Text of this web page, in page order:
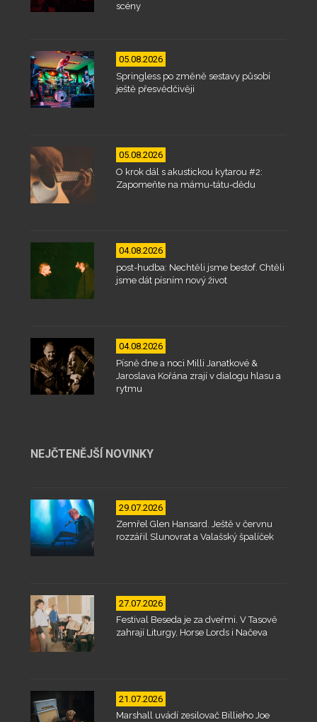
scény
05.08.2026
Springless po změně sestavy působí
ještě přesvědčivěji
05.08.2026
O krok dál s akustickou kytarou #2:
Zapomeňte na mámu-tátu-dědu
04.08.2026
post-hudba: Nechtěli jsme bestof. Chtěli
jsme dát písním nový život
04.08.2026
Písně dne a noci Milli Janatkové &
Jaroslava Kořána zrají v dialogu hlasu a
rytmu
NEJČTENĚJŠÍ NOVINKY
29.07.2026
Zemřel Glen Hansard. Ještě v červnu
rozzářil Slunovrat a Valašský špalíček
27.07.2026
Festival Beseda je za dveřmi. V Tasově
zahrají Liturgy, Horse Lords i Načeva
21.07.2026
Marshall uvádí zesilovač Billieho Joe